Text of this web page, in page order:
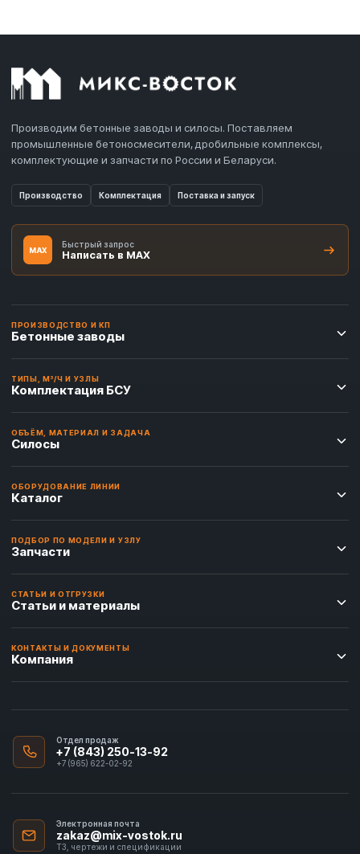
Производим бетонные заводы и силосы. Поставляем
промышленные бетоносмесители, дробильные комплексы,
комплектующие и запчасти по России и Беларуси.
Производство Комплектация Поставка и запуск
MAX
Быстрый запрос
Написать в MAX
ПРОИЗВОДСТВО И КП
Бетонные заводы
ТИПЫ, М³/Ч И УЗЛЫ
Комплектация БСУ
ОБЪЁМ, МАТЕРИАЛ И ЗАДАЧА
Силосы
ОБОРУДОВАНИЕ ЛИНИИ
Каталог
ПОДБОР ПО МОДЕЛИ И УЗЛУ
Запчасти
СТАТЬИ И ОТГРУЗКИ
Статьи и материалы
КОНТАКТЫ И ДОКУМЕНТЫ
Компания
Отдел продаж
+7 (843) 250-13-92
+7 (965) 622-02-92
Электронная почта
zakaz@mix-vostok.ru
ТЗ, чертежи и спецификации